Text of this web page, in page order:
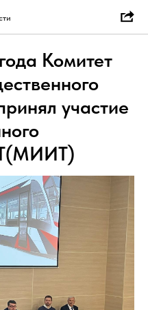
Комитет
участие